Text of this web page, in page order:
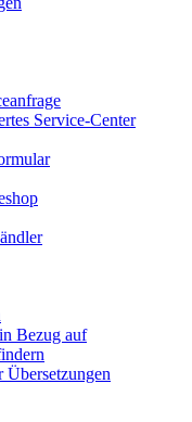
Service-Center
Bezug auf
Übersetzungen